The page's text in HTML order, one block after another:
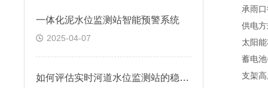
一体化泥水位监测站智能预警系统
2025-04-07
如何评估实时河道水位监测站的稳定性和可靠性？
承雨口
供电方式
太阳能
蓄电池
支架高